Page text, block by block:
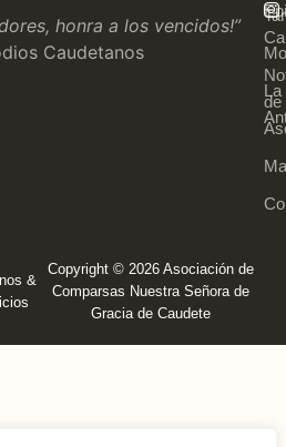
honra a los vencidos!”
Caudetanos
de
La
Copyright © 2026 Asociación de
Comparsas Nuestra Señora de
Gracia de Caudete
&